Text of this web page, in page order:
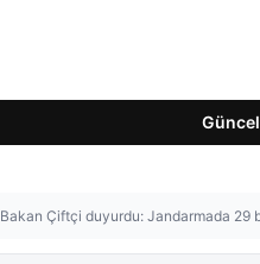
Bakan Çiftçi duyurdu: Jandarmada 29